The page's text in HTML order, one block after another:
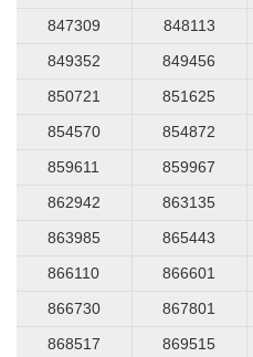
847309
848113
849352
849456
850721
851625
854570
854872
859611
859967
862942
863135
863985
865443
866110
866601
866730
867801
868517
869515